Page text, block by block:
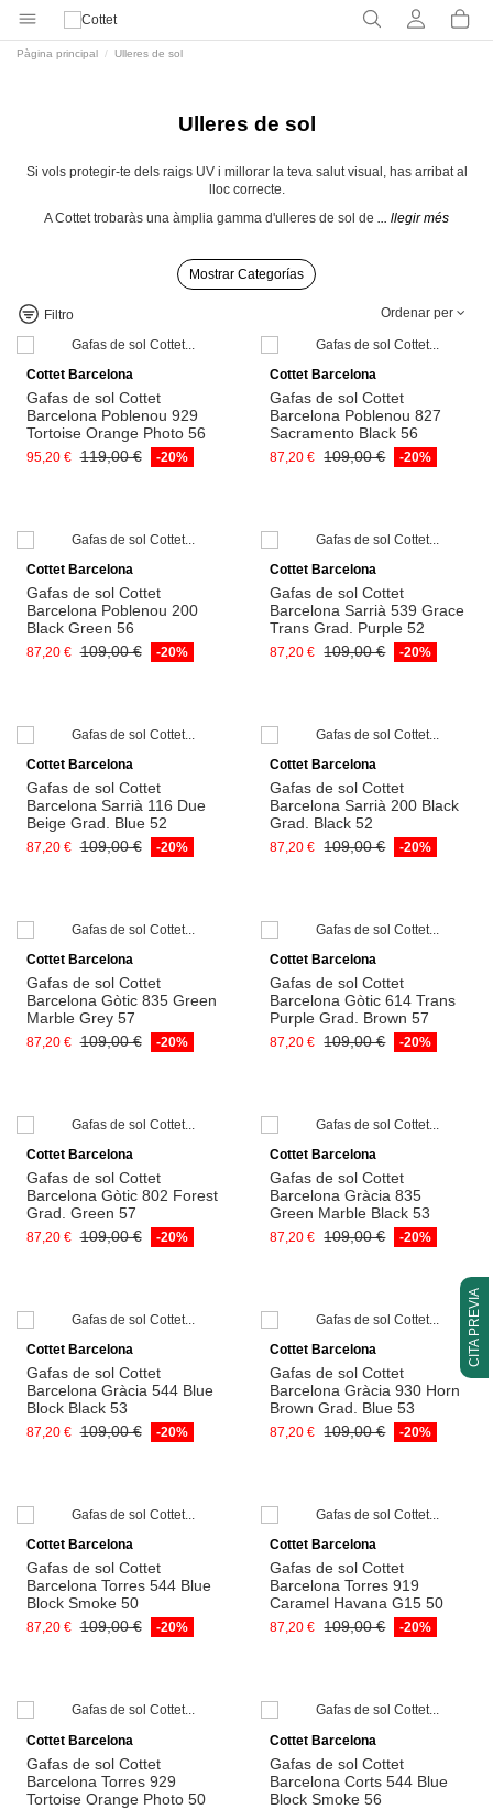
CITA PREVIA
Pàgina principal Ulleres de sol
Ulleres de sol
Si vols protegir-te dels raigs UV i millorar la teva salut visual, has arribat al
lloc correcte.
A Cottet trobaràs una àmplia gamma d'ulleres de sol de
... llegir més
Mostrar Categorías
Filtro Ordenar per
Afegeix a la cistella
Cottet Barcelona
Gafas de sol Cottet
Barcelona Poblenou 929
Tortoise Orange Photo 56
95,20 € 119,00 € -20%
Afegeix a la cistella
Cottet Barcelona
Gafas de sol Cottet
Barcelona Poblenou 827
Sacramento Black 56
87,20 € 109,00 € -20%
Afegeix a la cistella
Cottet Barcelona
Gafas de sol Cottet
Barcelona Poblenou 200
Black Green 56
87,20 € 109,00 € -20%
Afegeix a la cistella
Cottet Barcelona
Gafas de sol Cottet
Barcelona Sarrià 539 Grace
Trans Grad. Purple 52
87,20 € 109,00 € -20%
Afegeix a la cistella
Cottet Barcelona
Gafas de sol Cottet
Barcelona Sarrià 116 Due
Beige Grad. Blue 52
87,20 € 109,00 € -20%
Afegeix a la cistella
Cottet Barcelona
Gafas de sol Cottet
Barcelona Sarrià 200 Black
Grad. Black 52
87,20 € 109,00 € -20%
Afegeix a la cistella
Cottet Barcelona
Gafas de sol Cottet
Barcelona Gòtic 835 Green
Marble Grey 57
87,20 € 109,00 € -20%
Afegeix a la cistella
Cottet Barcelona
Gafas de sol Cottet
Barcelona Gòtic 614 Trans
Purple Grad. Brown 57
87,20 € 109,00 € -20%
Afegeix a la cistella
Cottet Barcelona
Gafas de sol Cottet
Barcelona Gòtic 802 Forest
Grad. Green 57
87,20 € 109,00 € -20%
Afegeix a la cistella
Cottet Barcelona
Gafas de sol Cottet
Barcelona Gràcia 835
Green Marble Black 53
87,20 € 109,00 € -20%
Afegeix a la cistella
Cottet Barcelona
Gafas de sol Cottet
Barcelona Gràcia 544 Blue
Block Black 53
87,20 € 109,00 € -20%
Afegeix a la cistella
Cottet Barcelona
Gafas de sol Cottet
Barcelona Gràcia 930 Horn
Brown Grad. Blue 53
87,20 € 109,00 € -20%
Afegeix a la cistella
Cottet Barcelona
Gafas de sol Cottet
Barcelona Torres 544 Blue
Block Smoke 50
87,20 € 109,00 € -20%
Afegeix a la cistella
Cottet Barcelona
Gafas de sol Cottet
Barcelona Torres 919
Caramel Havana G15 50
87,20 € 109,00 € -20%
Afegeix a la cistella
Cottet Barcelona
Gafas de sol Cottet
Barcelona Torres 929
Tortoise Orange Photo 50
Afegeix a la cistella
Cottet Barcelona
Gafas de sol Cottet
Barcelona Corts 544 Blue
Block Smoke 56